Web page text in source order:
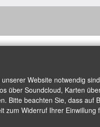
Website notwendig
über Soundcloud, Karten
Bitte beachten Sie, dass auf
zum Widerruf Ihrer Einwillung